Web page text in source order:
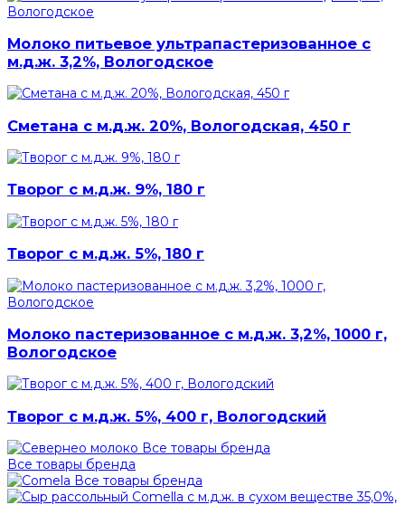
Молоко питьевое ультрапастеризованное с
м.д.ж. 3,2%, Вологодское
Сметана с м.д.ж. 20%, Вологодская, 450 г
Творог с м.д.ж. 9%, 180 г
Творог с м.д.ж. 5%, 180 г
Молоко пастеризованное с м.д.ж. 3,2%, 1000 г,
Вологодское
Творог с м.д.ж. 5%, 400 г, Вологодский
Все товары бренда
Все товары бренда
Все товары бренда